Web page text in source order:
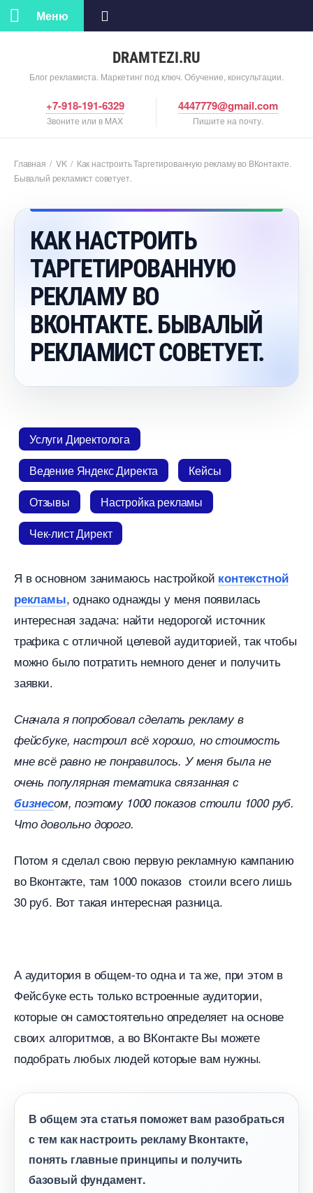
DRAMTEZI.RU
Блог рекламиста. Маркетинг под ключ. Обучение, консультации.
Меню
+7-918-191-6329
Звоните или в MAX
4447779@gmail.com
Пишите на почту.
Главная / VK/ Как настроить Таргетированную рекламу во ВКонтакте.
Бывалый рекламист советует.
КАК НАСТРОИТЬ
ТАРГЕТИРОВАННУЮ
РЕКЛАМУ ВО
КОНТАКТЕ. БЫВАЛЫЙ
РЕКЛАМИСТ СОВЕТУЕТ.
Услуги Директолога
едение Яндекс Директа
Кейсы
Отзывы
Настройка рекламы
Чек-лист Директ
Я в основном занимаюсь настройкой контекстной
рекламы, однако однажды у меня появилась
интересная задача: найти недорогой источник
трафика с отличной целевой аудиторией, так чтобы
можно было потратить немного денег и получить
заявки.
Сначала я попробовал сделать рекламу
фейсбуке, настроил всё хорошо, но стоимость
мне всё равно не понравилось. У меня была не
очень популярная тематика связанная с
изнесом, поэтому 1000 показов стоили 1000 руб.
Что довольно дорого.
Потом я сделал свою первую рекламную кампанию
о Вконтакте, там 1000 показов стоили всего лишь
30 руб. Вот такая интересная разница.
А аудитория в общем-то одна и та же, при этом
Фейсбуке есть только встроенные аудитории,
которые он самостоятельно определяет на основе
своих алгоритмов, а во ВКонтакте Вы можете
подобрать любых людей которые вам нужны.
общем эта статья поможет вам разобраться
с тем как настроить рекламу Вконтакте,
понять главные принципы и получить
азовый фундамент.